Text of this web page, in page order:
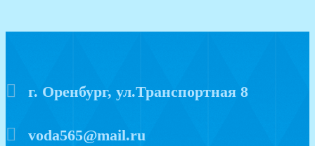
г. Оренбург, ул.Транспортная 8
voda565@mail.ru